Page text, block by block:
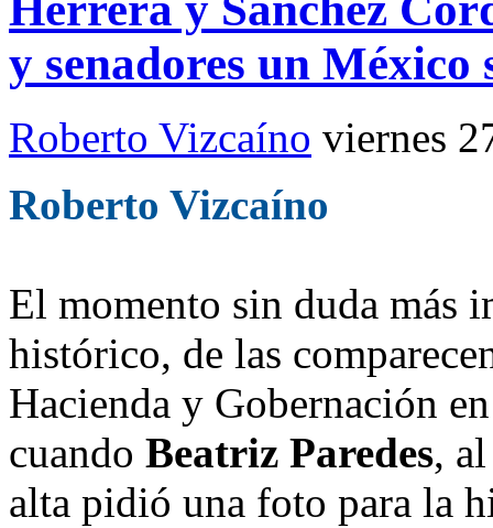
y senadores un México
Roberto Vizcaíno viernes
Roberto Vizcaíno
El momento sin duda más
histórico, de las
Hacienda y Gobernación
cuando Beatriz Paredes,
alta pidió una foto para la